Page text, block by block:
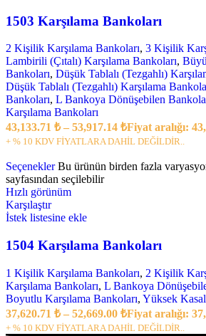
1503 Karşılama Bankoları
2 Kişilik Karşılama Bankoları, 3 Kişilik
Lambirili (Çıtalı) Karşılama Bankoları,
Bankoları, Düşük Tablalı (Tezgahlı)
Düşük Tablalı (Tezgahlı) Karşılama
Bankoları, L Bankoya Dönüşebilen
Karşılama Bankoları
43,133.71 ₺ – 53,917.14 ₺Fiyat aralığı:
+ % 10 KDV FİYATLARA DAHİL DEĞİLDİR..
Seçenekler Bu ürünün birden fazla
sayfasından seçilebilir
Hızlı görünüm
Karşılaştır
İstek listesine ekle
1504 Karşılama Bankoları
1 Kişilik Karşılama Bankoları, 2 Kişilik
Karşılama Bankoları, L Bankoya
Boyutlu Karşılama Bankoları, Yüksek
37,620.71 ₺ – 52,669.00 ₺Fiyat aralığı:
+ % 10 KDV FİYATLARA DAHİL DEĞİLDİR..